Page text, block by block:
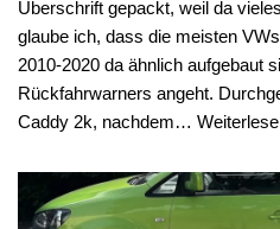
Überschrift gepackt, weil da
glaube ich, dass die meisten
2010-2020 da ähnlich aufgebaut
Rückfahrwarners angeht.
Caddy 2k, nachdem…